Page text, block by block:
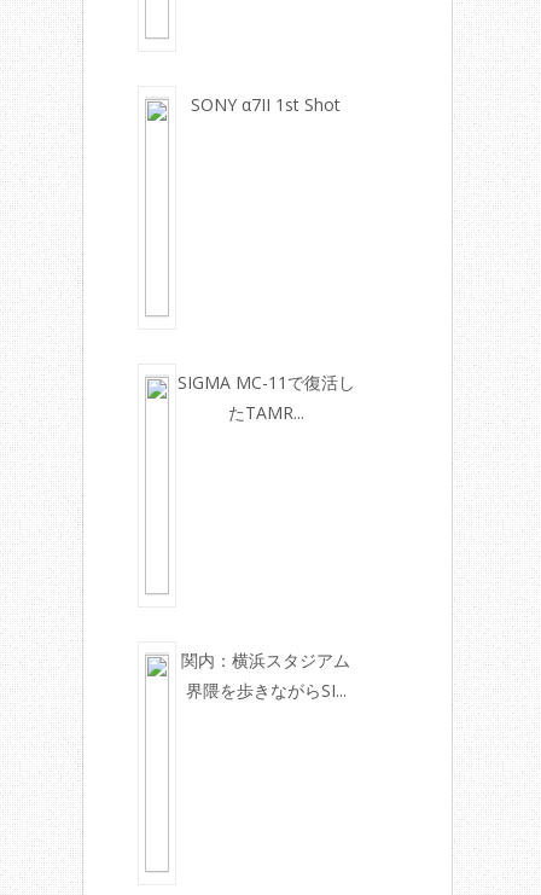
SONY α7II 1st Shot
SIGMA MC-11で復活し
たTAMR...
関内：横浜スタジアム
界隈を歩きながらSI...